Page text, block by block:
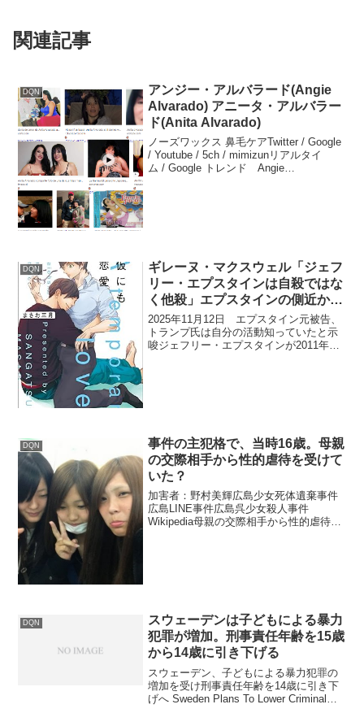
関連記事
DQN
アンジー・アルバラード(Angie
Alvarado) アニータ・アルバラー
ド(Anita Alvarado)
ノーズワックス 鼻毛ケアTwitter / Google
/ Youtube / 5ch / mimizunリアルタイ
ム / Google トレンド Angie
DQN
ギレーヌ・マクスウェル「ジェフ
リー・エプスタインは自殺ではな
く他殺」エプスタインの側近かつ
元恋人
2025年11月12日 エプスタイン元被告、
トランプ氏は自分の活動知っていたと示
唆ジェフリー・エプスタインが2011年に
DQN
事件の主犯格で、当時16歳。母親
の交際相手から性的虐待を受けて
いた？
加害者：野村美輝広島少女死体遺棄事件
広島LINE事件広島呉少女殺人事件
Wikipedia母親の交際相手から性的虐待を
DQN
スウェーデンは子どもによる暴力
犯罪が増加。刑事責任年齢を15歳
から14歳に引き下げる
スウェーデン、子どもによる暴力犯罪の
増加を受け刑事責任年齢を14歳に引き下
げへ Sweden Plans To Lower Criminal